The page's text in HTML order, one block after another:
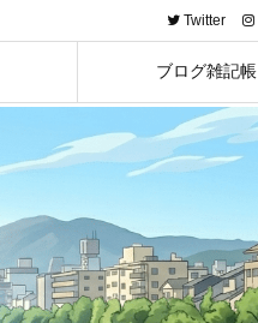
ブログ雑記帳
Twitter